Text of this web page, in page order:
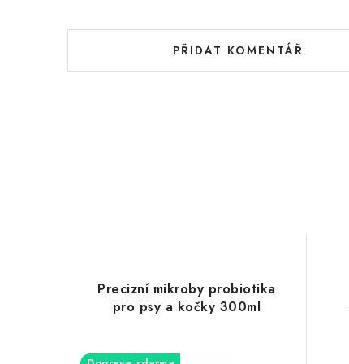
PŘIDAT KOMENTÁŘ
Precizní mikroby probiotika
pro psy a kočky 300ml